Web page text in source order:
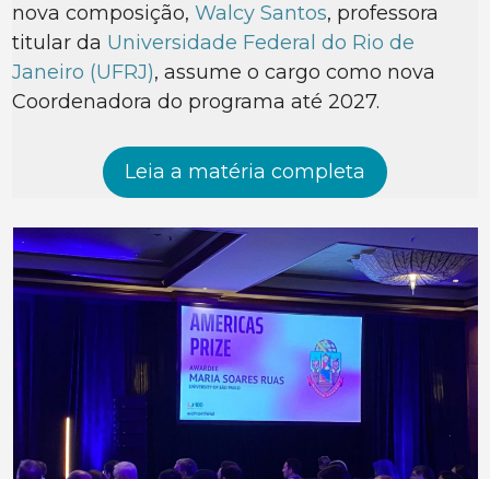
nova composição,Walcy Santos, professora
titular da Universidade Federal do Rio de
Janeiro (UFRJ), assume o cargo como nova
Coordenadora do programa até 2027.
Leia a matéria completa